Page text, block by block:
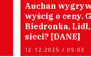
Auchan
wyścig o ceny.
Biedronka,
sieci? [DANE]
12.12.2025 / 05:03